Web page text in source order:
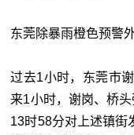
东莞除暴雨橙色预警
过去1小时，东莞市
来1小时，谢岗、桥
13时58分对上述镇街